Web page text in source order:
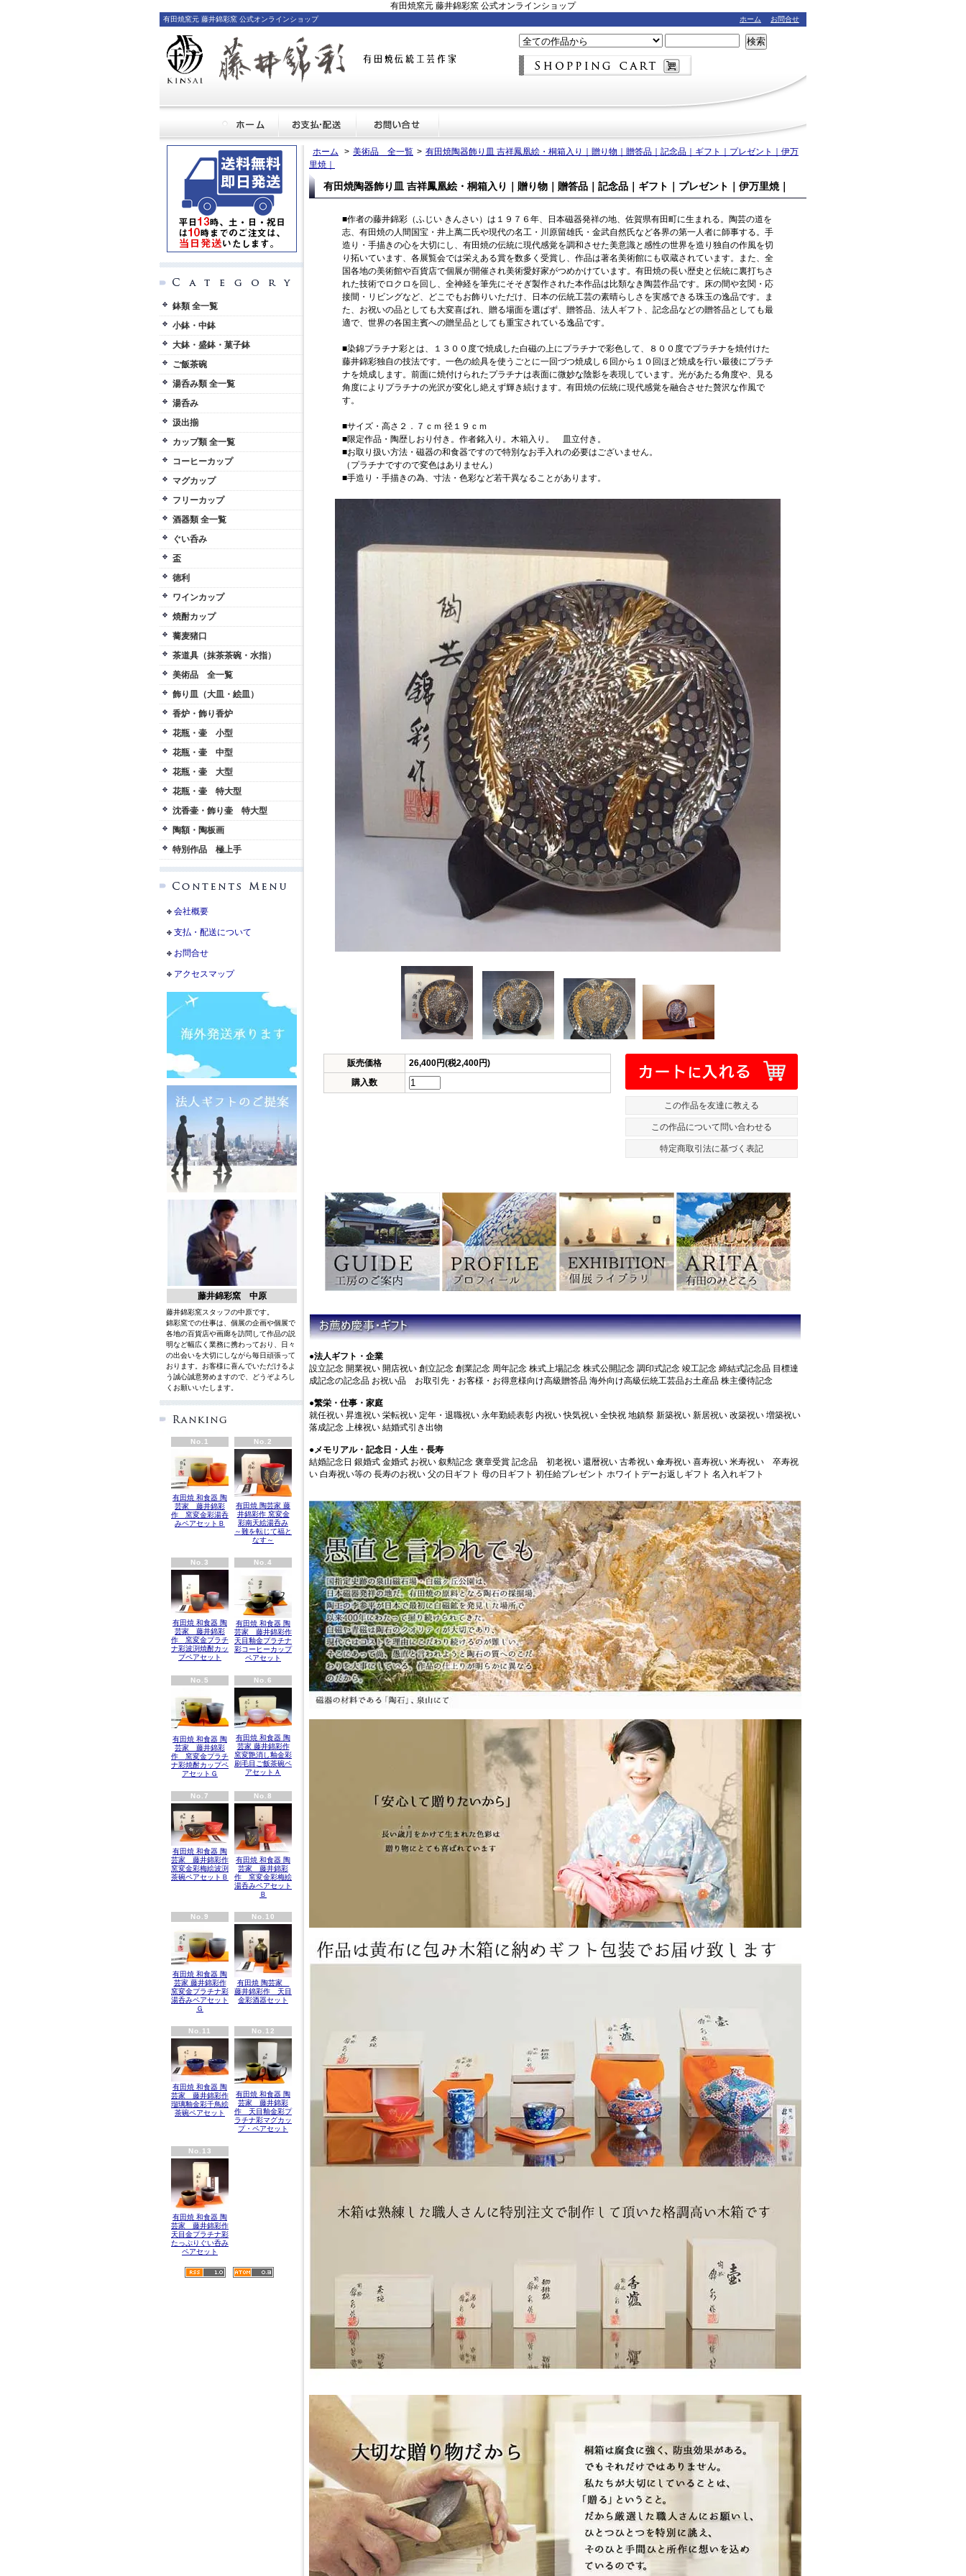
有田焼窯元 藤井錦彩窯 公式オンラインショップ
有田焼窯元 藤井錦彩窯 公式オンラインショップ ホーム お問合せ
検索
鉢類 全一覧
小鉢・中鉢
大鉢・盛鉢・菓子鉢
ご飯茶碗
湯呑み類 全一覧
湯呑み
汲出揃
カップ類 全一覧
コーヒーカップ
マグカップ
フリーカップ
酒器類 全一覧
ぐい呑み
盃
徳利
ワインカップ
焼酎カップ
蕎麦猪口
茶道具（抹茶茶碗・水指）
美術品 全一覧
飾り皿（大皿・絵皿）
香炉・飾り香炉
花瓶・壷 小型
花瓶・壷 中型
花瓶・壷 大型
花瓶・壷 特大型
沈香壷・飾り壷 特大型
陶額・陶板画
特別作品 極上手
会社概要
支払・配送について
お問合せ
アクセスマップ
藤井錦彩窯 中原
藤井錦彩窯スタッフの中原です。
錦彩窯での仕事は、個展の企画や個展で
各地の百貨店や画廊を訪問して作品の説
明など幅広く業務に携わっており、日々
の出会いを大切にしながら毎日頑張って
おります。お客様に喜んでいただけるよ
う誠心誠意努めますので、どうぞよろし
くお願いいたします。
No.1
有田焼 和食器 陶
芸家 藤井錦彩
作 窯変金彩湯呑
みペアセットＢ
No.2
有田焼 陶芸家 藤
井錦彩作 窯変金
彩南天絵湯呑み
～難を転じて福と
なす～
No.3
有田焼 和食器 陶
芸家 藤井錦彩
作 窯変金プラチ
ナ彩波渕焼酎カッ
プペアセット
No.4
有田焼 和食器 陶
芸家 藤井錦彩作
天目釉金プラチナ
彩コーヒーカップ
ペアセット
No.5
有田焼 和食器 陶
芸家 藤井錦彩
作 窯変金プラチ
ナ彩焼酎カップペ
アセットＧ
No.6
有田焼 和食器 陶
芸家 藤井錦彩作
窯変艶消し釉金彩
刷毛目ご飯茶碗ペ
アセットＡ
No.7
有田焼 和食器 陶
芸家 藤井錦彩作
窯変金彩梅絵波渕
茶碗ペアセットＢ
No.8
有田焼 和食器 陶
芸家 藤井錦彩
作 窯変金彩梅絵
湯呑みペアセット
Ｂ
No.9
有田焼 和食器 陶
芸家 藤井錦彩作
窯変金プラチナ彩
湯呑みペアセット
Ｇ
No.10
有田焼 陶芸家
藤井錦彩作 天目
金彩酒器セット
No.11
有田焼 和食器 陶
芸家 藤井錦彩作
瑠璃釉金彩千鳥絵
茶碗ペアセット
No.12
有田焼 和食器 陶
芸家 藤井錦彩
作 天目釉金彩プ
ラチナ彩マグカッ
プ・ペアセット
No.13
有田焼 和食器 陶
芸家 藤井錦彩作
天目金プラチナ彩
たっぷりぐい呑み
ペアセット
ホーム > 美術品 全一覧 > 有田焼陶器飾り皿 吉祥鳳凰絵・桐箱入り｜贈り物｜贈答品｜記念品｜ギフト｜プレゼント｜伊万
里焼｜
有田焼陶器飾り皿 吉祥鳳凰絵・桐箱入り｜贈り物｜贈答品｜記念品｜ギフト｜プレゼント｜伊万里焼｜
■作者の藤井錦彩（ふじい きんさい）は１９７６年、日本磁器発祥の地、佐賀県有田町に生まれる。陶芸の道を
志、有田焼の人間国宝・井上萬二氏や現代の名工・川原留雄氏・金武自然氏など各界の第一人者に師事する。手
造り・手描きの心を大切にし、有田焼の伝統に現代感覚を調和させた美意識と感性の世界を造り独自の作風を切
り拓いています、各展覧会では栄えある賞を数多く受賞し、作品は著名美術館にも収蔵されています。また、全
国各地の美術館や百貨店で個展が開催され美術愛好家がつめかけています。有田焼の長い歴史と伝統に裏打ちさ
れた技術でロクロを回し、全神経を筆先にそそぎ製作された本作品は比類なき陶芸作品です。床の間や玄関・応
接間・リビングなど、どこでもお飾りいただけ、日本の伝統工芸の素晴らしさを実感できる珠玉の逸品です。ま
た、お祝いの品としても大変喜ばれ、贈る場面を選ばず、贈答品、法人ギフト、記念品などの贈答品としても最
適で、世界の各国主賓への贈呈品としても重宝されている逸品です。
■染錦プラチナ彩とは、１３００度で焼成した白磁の上にプラチナで彩色して、８００度でプラチナを焼付けた
藤井錦彩独自の技法です。一色の絵具を使うごとに一回づつ焼成し６回から１０回ほど焼成を行い最後にプラチ
ナを焼成します。前面に焼付けられたプラチナは表面に微妙な陰影を表現しています。光があたる角度や、見る
角度によりプラチナの光沢が変化し絶えず輝き続けます。有田焼の伝統に現代感覚を融合させた贅沢な作風で
す。
■サイズ・高さ２．７ｃｍ 径１９ｃｍ
■限定作品・陶歴しおり付き。作者銘入り。木箱入り。 皿立付き。
■お取り扱い方法・磁器の和食器ですので特別なお手入れの必要はございません。
（プラチナですので変色はありません）
■手造り・手描きの為、寸法・色彩など若干異なることがあります。
販売価格
26,400円(税2,400円)
購入数
この作品を友達に教える
この作品について問い合わせる
特定商取引法に基づく表記
●法人ギフト・企業
設立記念 開業祝い 開店祝い 創立記念 創業記念 周年記念 株式上場記念 株式公開記念 調印式記念 竣工記念 締結式記念品 目標達
成記念の記念品 お祝い品 お取引先・お客様・お得意様向け高級贈答品 海外向け高級伝統工芸品お土産品 株主優待記念
●繁栄・仕事・家庭
就任祝い 昇進祝い 栄転祝い 定年・退職祝い 永年勤続表彰 内祝い 快気祝い 全快祝 地鎮祭 新築祝い 新居祝い 改築祝い 増築祝い
落成記念 上棟祝い 結婚式引き出物
●メモリアル・記念日・人生・長寿
結婚記念日 銀婚式 金婚式 お祝い 叙勲記念 褒章受賞 記念品 初老祝い 還暦祝い 古希祝い 傘寿祝い 喜寿祝い 米寿祝い 卒寿祝
い 白寿祝い等の 長寿のお祝い 父の日ギフト 母の日ギフト 初任給プレゼント ホワイトデーお返しギフト 名入れギフト